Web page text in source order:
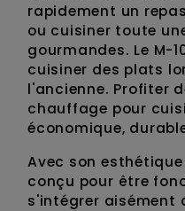
rapidement un
ou cuisiner toute
gourmandes. Le M-
cuisiner des plats
l'ancienne. Profiter
chauffage pour
économique,
Avec son esthétique
conçu pour être
s'intégrer aisément